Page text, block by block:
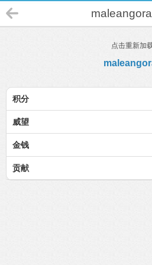
点击重新加
积分
威望
金钱
贡献